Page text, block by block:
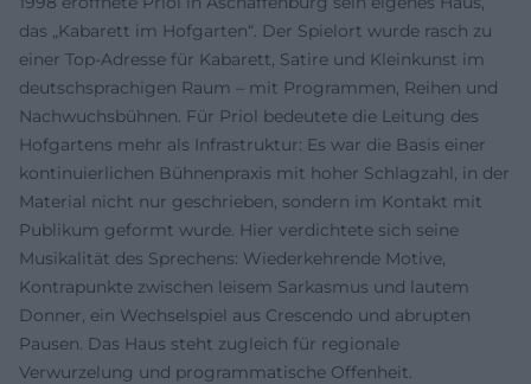
das „Kabarett im Hofgarten“. Der Spielort wurde rasch zu
einer Top-Adresse für Kabarett, Satire und Kleinkunst im
deutschsprachigen Raum – mit Programmen, Reihen und
Nachwuchsbühnen. Für Priol bedeutete die Leitung des
Hofgartens mehr als Infrastruktur: Es war die Basis einer
kontinuierlichen Bühnenpraxis mit hoher Schlagzahl, in der
Material nicht nur geschrieben, sondern im Kontakt mit
Publikum geformt wurde. Hier verdichtete sich seine
Musikalität des Sprechens: Wiederkehrende Motive,
Kontrapunkte zwischen leisem Sarkasmus und lautem
Donner, ein Wechselspiel aus Crescendo und abrupten
Pausen. Das Haus steht zugleich für regionale
Verwurzelung und programmatische Offenheit.